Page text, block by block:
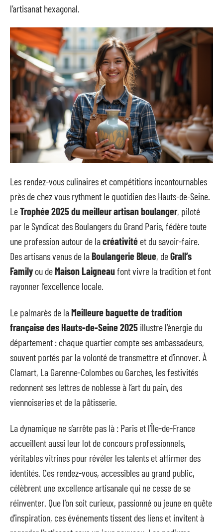
l’artisanat hexagonal.
Les rendez-vous culinaires et compétitions incontournables
près de chez vous rythment le quotidien des Hauts-de-Seine.
LeTrophée 2025 du meilleur artisan boulanger, piloté
par le Syndicat des Boulangers du Grand Paris, fédère toute
une profession autour de lacréativité et du savoir-faire.
Des artisans venus de laBoulangerie Bleue, deGrall’s
Familyou deMaison Laigneaufont vivre la tradition et font
rayonner l’excellence locale.
Le palmarès de laMeilleure baguette de tradition
française des Hauts-de-Seine 2025 illustre l’énergie du
département : chaque quartier compte ses ambassadeurs,
souvent portés par la volonté de transmettre et d’innover. À
Clamart, La Garenne-Colombes ou Garches, les festivités
redonnent ses lettres de noblesse à l’art du pain, des
viennoiseries et de la pâtisserie.
La dynamique ne s’arrête pas là : Paris et l’Île-de-France
accueillent aussi leur lot de concours professionnels,
véritables vitrines pour révéler les talents et affirmer des
identités. Ces rendez-vous, accessibles au grand public,
célèbrent une excellence artisanale qui ne cesse de se
réinventer. Que l’on soit curieux, passionné ou jeune en quête
d’inspiration, ces événements tissent des liens et invitent à